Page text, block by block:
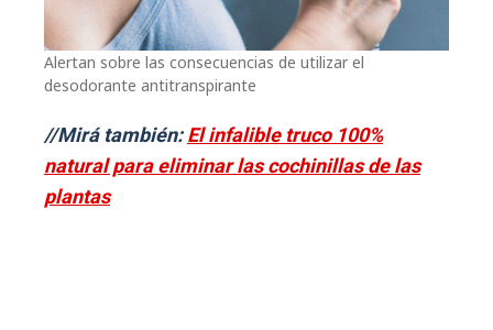
Alertan sobre las consecuencias de utilizar el
desodorante antitranspirante
//Mirá también:El infalible truco 100%
natural para eliminar las cochinillas de las
plantas